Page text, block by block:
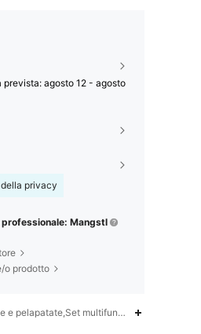
prevista:agosto 12 - agosto
privacy
Mangstl
o prodotto
e pelapatate,Set multifunzione di grattugia